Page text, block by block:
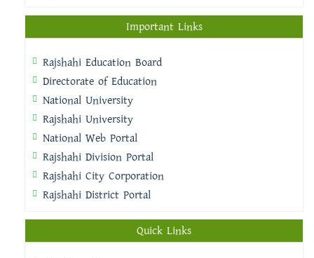
Important Links
Rajshahi Education Board
Directorate of Education
National University
Rajshahi University
National Web Portal
Rajshahi Division Portal
Rajshahi City Corporation
Rajshahi District Portal
Quick Links